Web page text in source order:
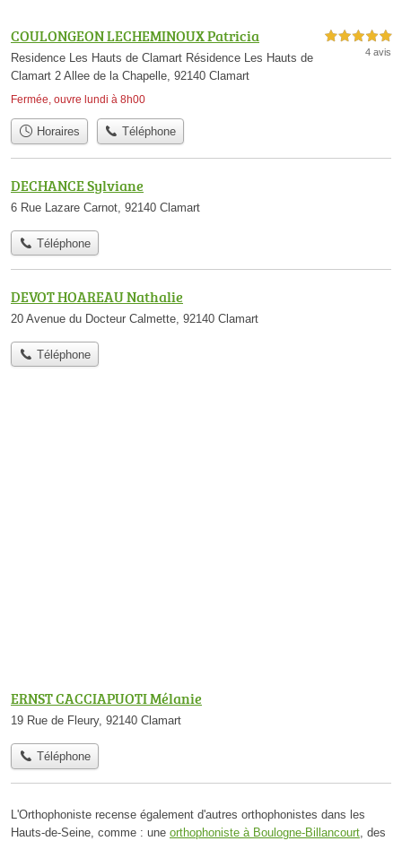
COULONGEON LECHEMINOUX Patricia
Residence Les Hauts de Clamart Résidence Les Hauts de
Clamart 2 Allee de la Chapelle, 92140 Clamart
Fermée, ouvre lundi à 8h00
5,0 étoiles sur 5
4 avis
Horaires Téléphone
DECHANCE Sylviane
6 Rue Lazare Carnot, 92140 Clamart
Téléphone
DEVOT HOAREAU Nathalie
20 Avenue du Docteur Calmette, 92140 Clamart
Téléphone
ERNST CACCIAPUOTI Mélanie
19 Rue de Fleury, 92140 Clamart
Téléphone
L'Orthophoniste recense également d'autres orthophonistes dans les
Hauts-de-Seine, comme : une orthophoniste à Boulogne-Billancourt , des